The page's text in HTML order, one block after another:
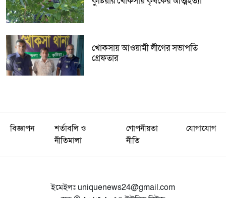
খোকসায় আওয়ামী লীগের সভাপতি
গ্রেফতার
বিজ্ঞাপন
শর্তাবলি ও
নীতিমালা
গোপনীয়তা
নীতি
যোগাযোগ
ইমেইলঃ uniquenews24@gmail.com